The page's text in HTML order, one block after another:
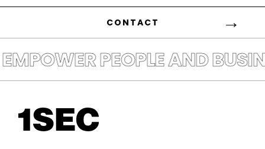
CONTACT
PEOPLE AND